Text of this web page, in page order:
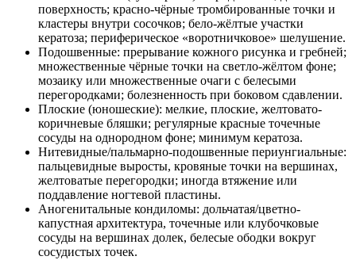
поверхность; красно-чёрные тромбированные точки и
кластеры внутри сосочков; бело-жёлтые участки
кератоза; периферическое «воротничковое» шелушение.
Подошвенные: прерывание кожного рисунка и гребней;
множественные чёрные точки на светло-жёлтом фоне;
мозаику или множественные очаги с белесыми
перегородками; болезненность при боковом сдавлении.
Плоские (юношеские): мелкие, плоские, желтовато-
коричневые бляшки; регулярные красные точечные
сосуды на однородном фоне; минимум кератоза.
Нитевидные/пальмарно-подошвенные периунгиальные:
пальцевидные выросты, кровяные точки на вершинах,
желтоватые перегородки; иногда втяжение или
поддавление ногтевой пластины.
Аногенитальные кондиломы: дольчатая/цветно-
капустная архитектура, точечные или клубочковые
сосуды на вершинах долек, белесые ободки вокруг
сосудистых точек.